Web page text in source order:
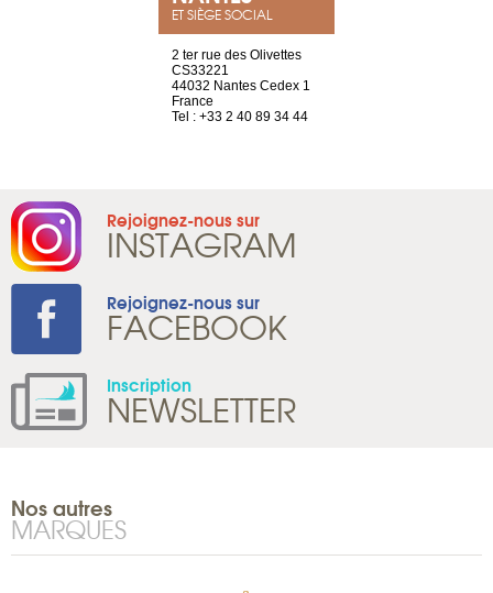
ET SIÈGE SOCIAL
2 ter rue des Olivettes
CS33221
44032 Nantes Cedex 1
France
Tel : +33 2 40 89 34 44
Rejoignez-nous sur
INSTAGRAM
Rejoignez-nous sur
FACEBOOK
Inscription
NEWSLETTER
Nos autres
MARQUES